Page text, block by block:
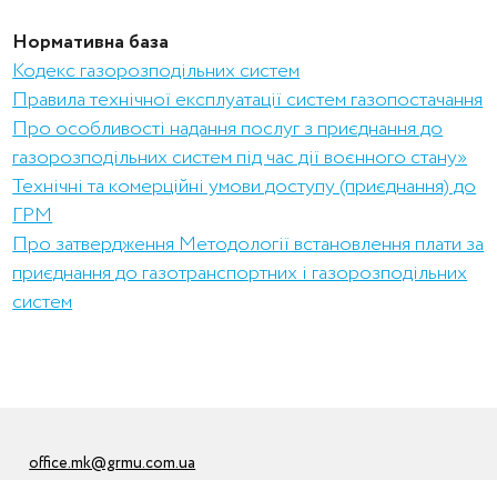
Нормативна база
Кодекс газорозподільних систем
Правила технічної експлуатації систем газопостачання
Про особливості надання послуг з приєднання до
газорозподільних систем під час дії воєнного стану»
Технічні та комерційні умови доступу (приєднання) до
ГРМ
Про затвердження Методології встановлення плати за
приєднання до газотранспортних і газорозподільних
систем
office.mk@grmu.com.ua